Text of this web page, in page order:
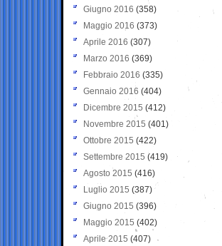
Giugno 2016 (358)
Maggio 2016 (373)
Aprile 2016 (307)
Marzo 2016 (369)
Febbraio 2016 (335)
Gennaio 2016 (404)
Dicembre 2015 (412)
Novembre 2015 (401)
Ottobre 2015 (422)
Settembre 2015 (419)
Agosto 2015 (416)
Luglio 2015 (387)
Giugno 2015 (396)
Maggio 2015 (402)
Aprile 2015 (407)